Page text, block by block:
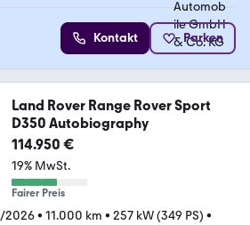
Kontakt Parken
Land Rover Range Rover Sport
D350 Autobiography
114.950 €
19% MwSt.
Fairer Preis
2026• 11.000 km • 257 kW (349 PS) •